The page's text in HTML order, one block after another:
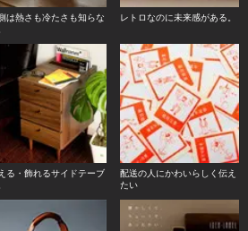
は熱さも冷たさも知らな
レトロなのに未来感がある。
る・飾れるサイドテーブ
配送の人にかわいらしく伝え
たい